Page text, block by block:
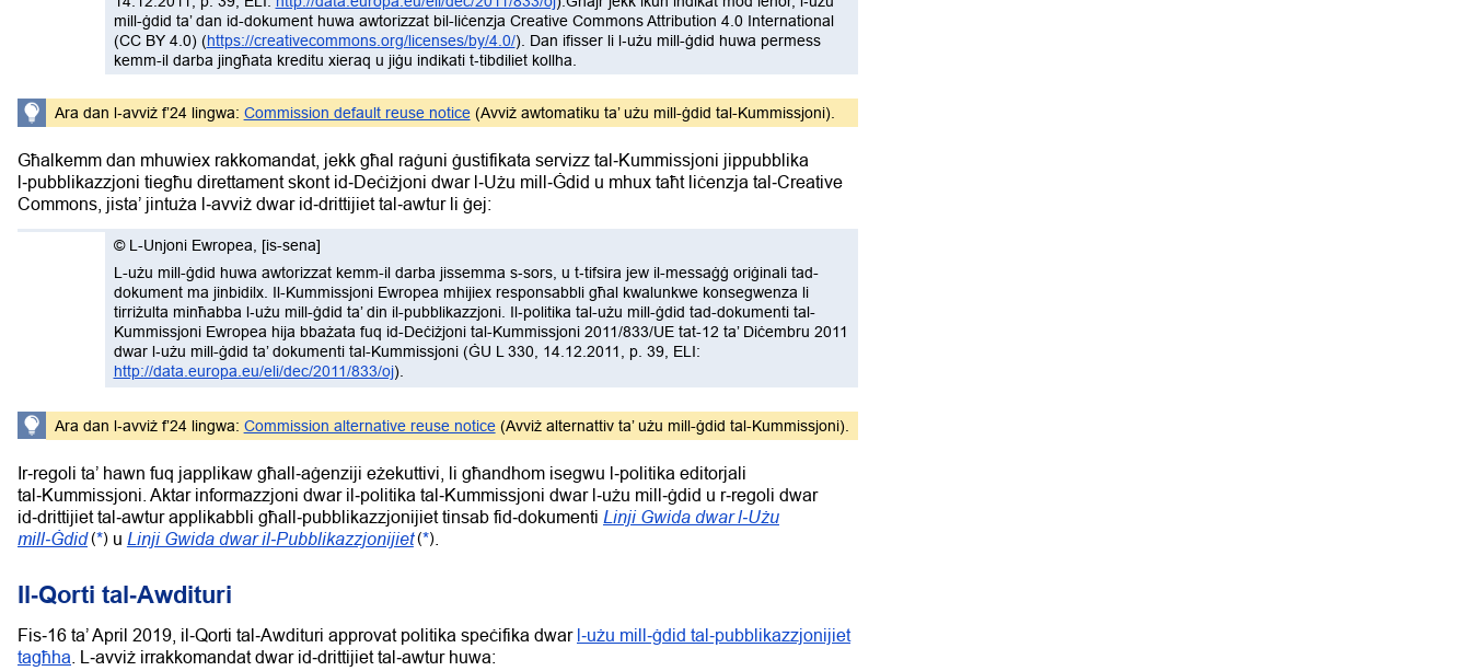
mill-ġdid ta’ dan id-dokument huwa awtorizzat bil-liċenzja Creative Commons Attribution 4.0 International
(CC BY 4.0) (https://creativecommons.org/licenses/by/4.0/). Dan ifisser li l‑użu mill-ġdid huwa permess
kemm-il darba jingħata kreditu xieraq u jiġu indikati t‑tibdiliet kollha.
Ara dan l‑avviż f’24 lingwa: Commission default reuse notice(Avviż awtomatiku ta’ użu mill-ġdid tal-Kummissjoni).
Għalkemm dan mhuwiex rakkomandat, jekk għal raġuni ġustifikata servizz tal‑Kummissjoni jippubblika
l‑pubblikazzjoni tiegħu direttament skont id‑Deċiżjoni dwar l‑Użu mill‑Ġdid u mhux taħt liċenzja tal‑Creative
Commons, jista’ jintuża l‑avviż dwar id‑drittijiet tal‑awtur li ġej:
© L-Unjoni Ewropea, [is-sena]
L-użu mill-ġdid huwa awtorizzat kemm-il darba jissemma s‑sors, u t‑tifsira jew il-messaġġ oriġinali tad-
dokument ma jinbidilx. Il-Kummissjoni Ewropea mhijiex responsabbli għal kwalunkwe konsegwenza li
tirriżulta minħabba l‑użu mill-ġdid ta’ din il-pubblikazzjoni. Il‑politika tal-użu mill-ġdid tad-dokumenti tal-
Kummissjoni Ewropea hija bbażata fuq id-Deċiżjoni tal-Kummissjoni 2011/833/UE tat-12 ta’ Diċembru 2011
dwar l‑użu mill-ġdid ta’ dokumenti tal-Kummissjoni (ĠU L 330, 14.12.2011, p. 39, ELI:
http://data.europa.eu/eli/dec/2011/833/oj).
Ara dan l‑avviż f’24 lingwa: Commission alternative reuse notice(Avviż alternattiv ta’ użu mill-ġdid tal-Kummissjoni).
Ir‑regoli ta’ hawn fuq japplikaw għall‑aġenziji eżekuttivi, li għandhom isegwu l‑politika editorjali
tal‑Kummissjoni. Aktar informazzjoni dwar il‑politika tal‑Kummissjoni dwar l‑użu mill‑ġdid u r‑regoli dwar
id‑drittijiet tal‑awtur applikabbli għall‑pubblikazzjonijiet tinsab fid‑dokumenti Linji Gwida dwar l‑Użu
mill‑Ġdid * u Linji Gwida dwar il‑Pubblikazzjonijiet * .
Il‑Qorti tal‑Awdituri
Fis‑16 ta’ April 2019, il‑Qorti tal‑Awdituri approvat politika speċifika dwar l‑użu mill‑ġdid tal‑pubblikazzjonijiet
tagħha . L‑avviż irrakkomandat dwar id‑drittijiet tal‑awtur huwa: